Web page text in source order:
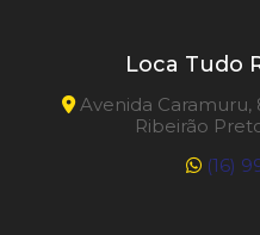
Loca Tudo
Avenida Caramuru,
Ribeirão
(16)